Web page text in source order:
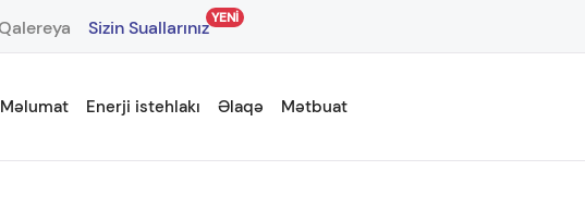
Sizin SuallarınızYENİ
Məlumat Enerji istehlakı Əlaqə Mətbuat